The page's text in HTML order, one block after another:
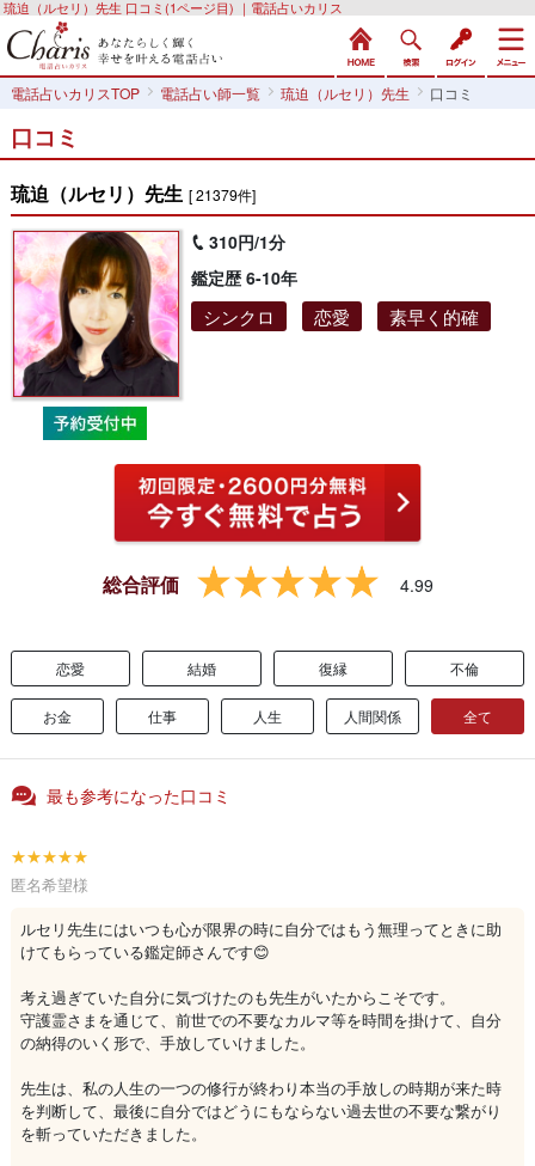
琉迫（ルセリ）先生 口コミ(1ページ目) ｜電話占いカリス
電話占いカリスTOP 電話占い師一覧 琉迫（ルセリ）先生 口コミ
口コミ
琉迫（ルセリ）先生 [ 21379件]
310円/1分
鑑定歴 6-10年
シンクロ 恋愛 素早く的確
総合評価 4.99
恋愛 結婚 復縁 不倫
お金 仕事 人生 人間関係 全て
最も参考になった口コミ
★★★★★
匿名希望様
ルセリ先生にはいつも心が限界の時に自分ではもう無理ってときに助
けてもらっている鑑定師さんです😊
考え過ぎていた自分に気づけたのも先生がいたからこそです。
守護霊さまを通じて、前世での不要なカルマ等を時間を掛けて、自分
の納得のいく形で、手放していけました。
先生は、私の人生の一つの修行が終わり本当の手放しの時期が来た時
を判断して、最後に自分ではどうにもならない過去世の不要な繋がり
を斬っていただきました。